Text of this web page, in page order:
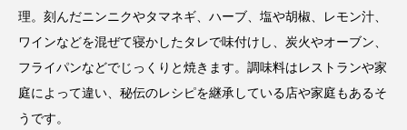
理。刻んだニンニクやタマネギ、ハーブ、塩や胡椒、レモン汁、
ワインなどを混ぜて寝かしたタレで味付けし、炭火やオーブン、
フライパンなどでじっくりと焼きます。調味料はレストランや家
庭によって違い、秘伝のレシピを継承している店や家庭もあるそ
うです。